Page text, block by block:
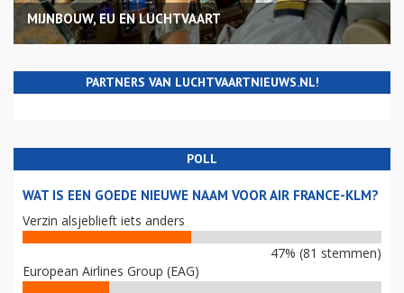
MIJNBOUW, EU EN LUCHTVAART
PARTNERS VAN LUCHTVAARTNIEUWS.NL!
POLL
WAT IS EEN GOEDE NIEUWE NAAM VOOR AIR FRANCE-KLM?
Verzin alsjeblieft iets anders
47% (81 stemmen)
European Airlines Group (EAG)